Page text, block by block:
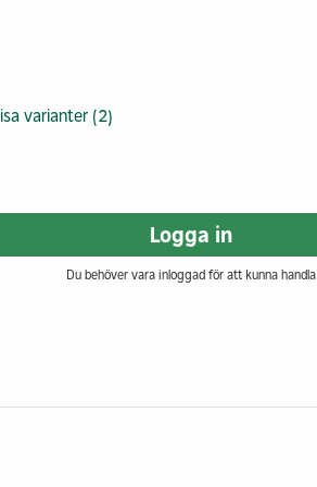
varianter (2)
Logga in
Du behöver vara inloggad för att kunna handla